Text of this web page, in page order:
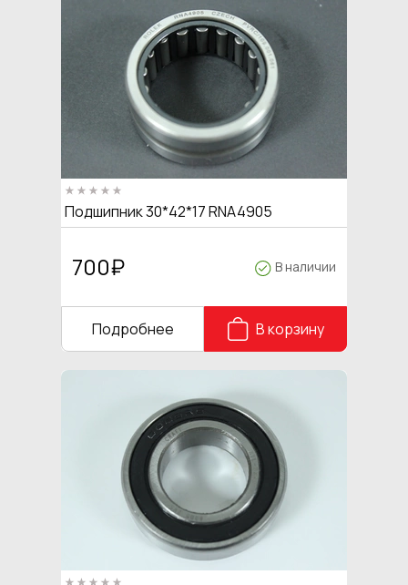
Подшипник 30*42*17 RNA4905
700₽ В наличии
Подробнее В корзину